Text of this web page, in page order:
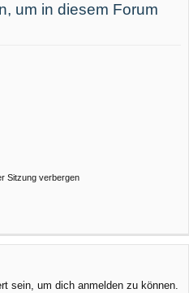
de
um in diesem Forum
Sitzung verbergen
sein, um dich anmelden zu können.